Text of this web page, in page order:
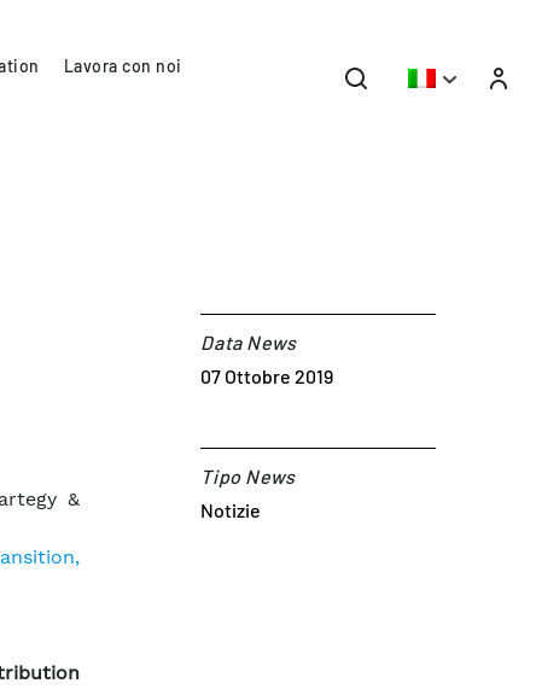
Lavora con noi
&
Data News
07 Ottobre 2019
Tipo News
Notizie